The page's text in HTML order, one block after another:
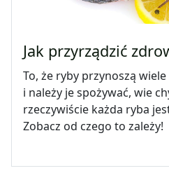
Jak przyrządzić
To, że ryby przynoszą
i należy je spożywać, wie
rzeczywiście każda ryba
Zobacz od czego to zależy!